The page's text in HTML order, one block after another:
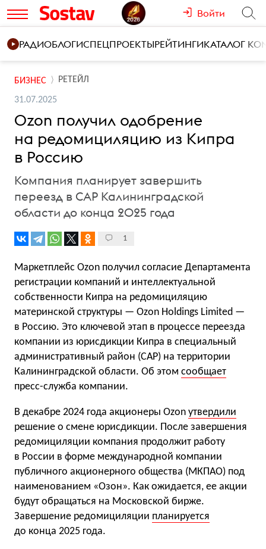
Войти
РАДИОБЛОГИСПЕЦПРОЕКТЫРЕЙТИНГИКАТАЛОГ
БИЗНЕС РЕТЕЙЛ
31.07.2025
Ozon получил одобрение
на редомициляцию из Кипра
в Россию
Компания планирует завершить
переезд в САР Калининградской
области до конца 2025 года
1
Маркетплейс Ozon получил согласие Департамента
регистрации компаний и интеллектуальной
собственности Кипра на редомициляцию
материнской структуры — Ozon Holdings Limited —
в Россию. Это ключевой этап в процессе переезда
компании из юрисдикции Кипра в специальный
административный район (САР) на территории
Калининградской области. Об этом сообщает
пресс-служба компании.
В декабре 2024 года акционеры Ozon утвердили
решение о смене юрисдикции. После завершения
редомициляции компания продолжит работу
в России в форме международной компании
публичного акционерного общества (МКПАО) под
наименованием «Озон». Как ожидается, ее акции
будут обращаться на Московской бирже.
Завершение редомициляции планируется
до конца 2025 года.